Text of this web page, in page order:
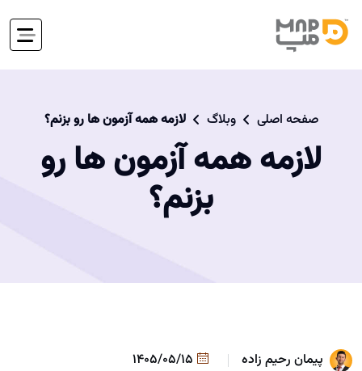
صفحه اصلی وبلاگ لازمه همه آزمون ها رو بزنم؟
لازمه همه آزمون ها رو
بزنم؟
پیمان رحیم زاده